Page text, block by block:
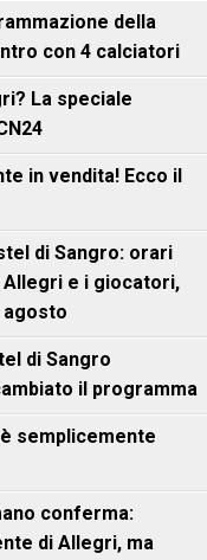
della
con 4 calciatori
La speciale
in vendita! Ecco il
di Sangro: orari
Allegri e i giocatori,
agosto
di Sangro
il programma
semplicemente
conferma:
di Allegri, ma